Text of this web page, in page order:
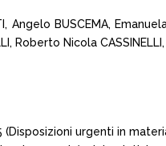
BUSCEMA, Emanuela
Roberto Nicola
urgenti in